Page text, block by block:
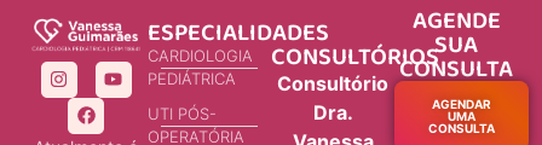
ESPECIALIDADES
CARDIOLOGIA
PEDIÁTRICA
UTI PÓS-
OPERATÓRIA
CONSULTÓRIOS
Consultório
Dra.
AGENDE
SUA
CONSULTA
AGENDAR
UMA
CONSULTA